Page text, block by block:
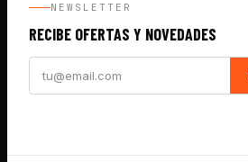
NEWSLETTER
RECIBE OFERTAS Y NOVEDADES